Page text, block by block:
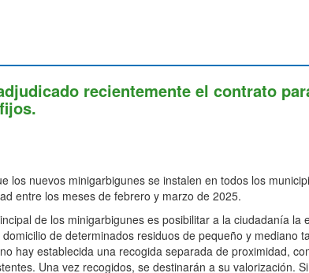
recientemente el contrato
los nuevos minigarbigunes se instalen en todos los
entre los meses de febrero y marzo de 2025.
de los minigarbigunes es posibilitar a la ciudadanía la
de determinados residuos de pequeño y mediano
hay establecida una recogida separada de proximidad,
Una vez recogidos, se destinarán a su valorización.